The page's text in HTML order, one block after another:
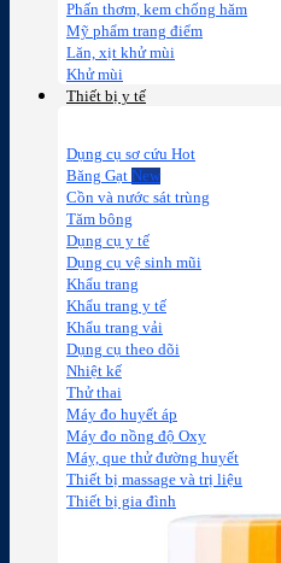
Phấn thơm, kem chống hăm
Mỹ phẩm trang điểm
Lăn, xịt khử mùi
Khử mùi
Thiết bị y tế
Dụng cụ sơ cứu
Băng Gạt
Cồn và nước sát trùng
Tăm bông
Dụng cụ y tế
Dụng cụ vệ sinh mũi
Khẩu trang
Khẩu trang y tế
Khẩu trang vải
Dụng cụ theo dõi
Nhiệt kế
Thử thai
Máy đo huyết áp
Máy đo nồng độ Oxy
Máy, que thử đường huyết
Thiết bị massage và trị liệu
Thiết bị gia đình